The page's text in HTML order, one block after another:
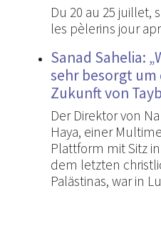
Du 20 au 25 juillet,
les pèlerins jour
Sanad Sahelia:
sehr besorgt um
Zukunft von
Der Direktor von
Haya, einer
Plattform mit Sitz
dem letzten
Palästinas, war in